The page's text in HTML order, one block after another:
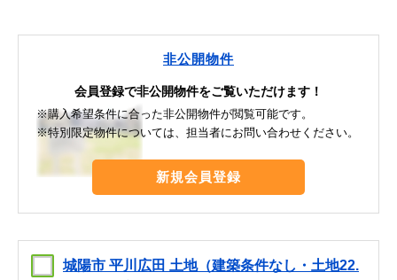
非公開物件
会員登録で非公開物件をご覧いただけます！
※購入希望条件に合った非公開物件が閲覧可能です。
※特別限定物件については、担当者にお問い合わせください。
新規会員登録
城陽市 平川広田 土地（建築条件なし・土地22.